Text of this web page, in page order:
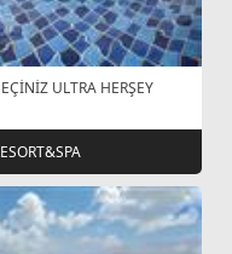
ULTRA HERŞEY